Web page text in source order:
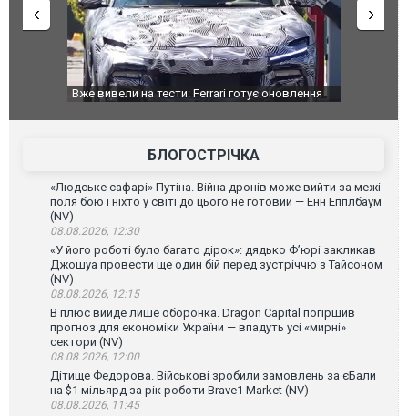
Вже вивели на тести: Ferrari готує оновлення
Вийшов
фільму
БЛОГОСТРІЧКА
«Людське сафарі» Путіна. Війна дронів може вийти за межі
поля бою і ніхто у світі до цього не готовий — Енн Епплбаум
(NV)
08.08.2026, 12:30
«У його роботі було багато дірок»: дядько Ф’юрі закликав
Джошуа провести ще один бій перед зустріччю з Тайсоном
(NV)
08.08.2026, 12:15
В плюс вийде лише оборонка. Dragon Capital погіршив
прогноз для економіки України — впадуть усі «мирні»
сектори (NV)
08.08.2026, 12:00
Дітище Федорова. Військові зробили замовлень за єБали
на $1 мільярд за рік роботи Brave1 Market (NV)
08.08.2026, 11:45